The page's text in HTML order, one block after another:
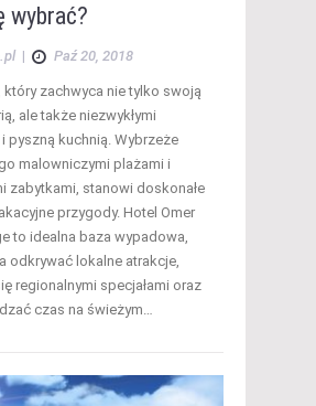
wybrać?
| Paź 20, 2018
który zachwyca nie tylko swoją
ale także niezwykłymi
pyszną kuchnią. Wybrzeże
malowniczymi plażami i
zabytkami, stanowi doskonałe
przygody. Hotel Omer
to idealna baza wypadowa,
odkrywać lokalne atrakcje,
regionalnymi specjałami oraz
czas na świeżym…